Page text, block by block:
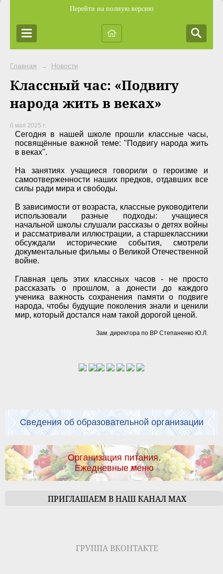
Перейти на полную версию
Главная → Новости
Классный час: «Подвигу
народа жить в веках»
6 мая 2025 г.
Сегодня в нашей школе прошли классные часы,
посвящённые важной теме: "Подвигу народа жить
в веках".
На занятиях учащиеся говорили о героизме и
самоотверженности наших предков, отдавших все
силы ради мира и свободы.
В зависимости от возраста, классные руководители
использовали разные подходы: учащиеся
начальной школы слушали рассказы о детях войны
и рассматривали иллюстрации, а старшеклассники
обсуждали исторические события, смотрели
документальные фильмы о Великой Отечественной
войне.
Главная цель этих классных часов - не просто
рассказать о прошлом, а донести до каждого
ученика важность сохранения памяти о подвиге
народа, чтобы будущие поколения знали и ценили
мир, который достался нам такой дорогой ценой.
Зам. директора по ВР Степаненко Ю.Л.
Сведения об образовательной организации
Организация питания.
Ежедневные меню
ПРИГЛАШАЕМ В НАШ КАНАЛ МАХ
ГРУППА ВКОНТАКТЕ